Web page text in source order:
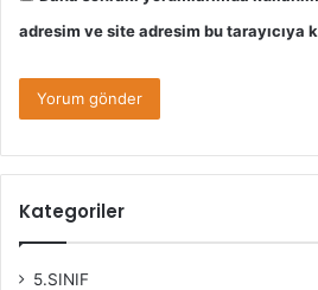
adresim ve site adresim bu tarayıcıya
Kategoriler
5.SINIF